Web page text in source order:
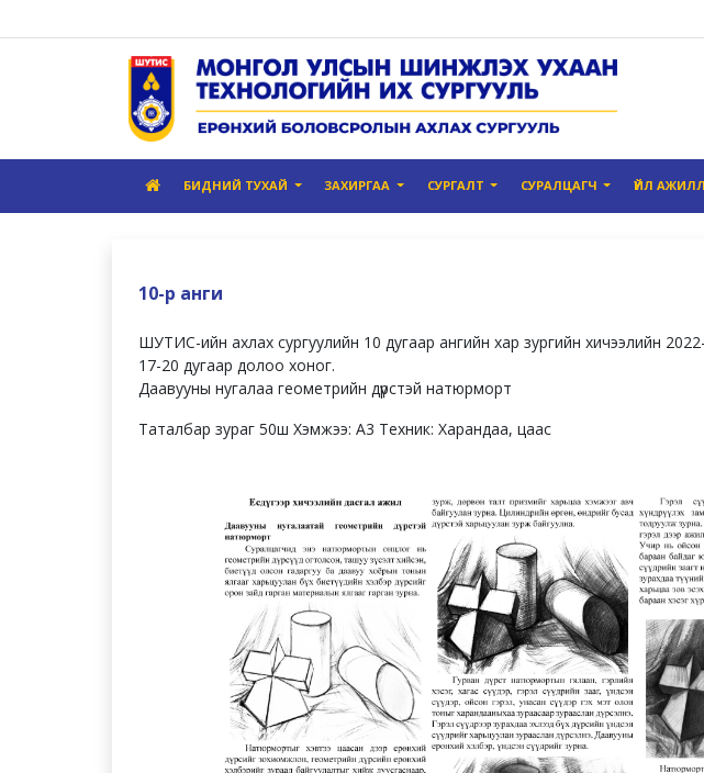
БИДНИЙ ТУХАЙ ЗАХИРГАА СУРГАЛТ СУРАЛЦАГЧ ҮЙЛ
10-р анги
ШУТИС-ийн ахлах сургуулийн 10 дугаар ангийн хар зургийн хичээлийн
17-20 дугаар долоо хоног.
Даавууны нугалаа геометрийн дүрстэй натюрморт
Таталбар зураг 50ш Хэмжээ: А3 Техник: Харандаа, цаас